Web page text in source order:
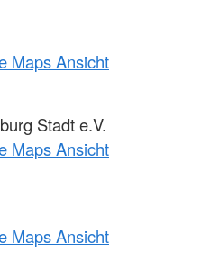
Maps Ansicht
Stadt e.V.
Maps Ansicht
Maps Ansicht